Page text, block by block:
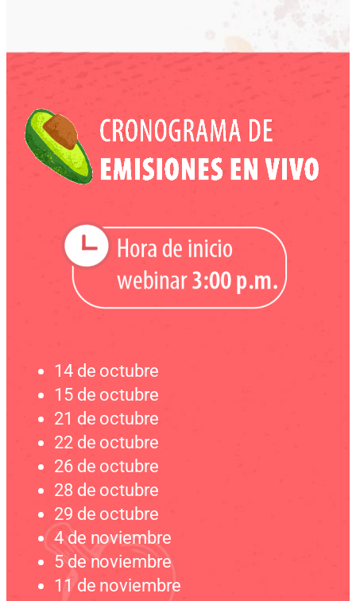
14 de octubre
15 de octubre
21 de octubre
22 de octubre
26 de octubre
28 de octubre
29 de octubre
4 de noviembre
5 de noviembre
11 de noviembre